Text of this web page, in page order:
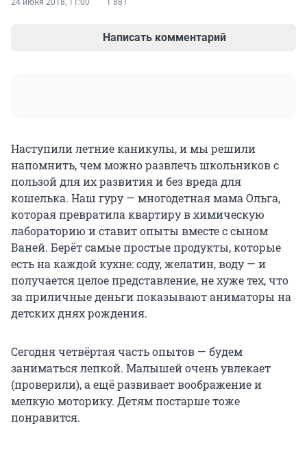
24 июня 2018, 11:00 1 881
Написать комментарий
Наступили летние каникулы, и мы решили
напомнить, чем можно развлечь школьников с
пользой для их развития и без вреда для
кошелька. Наш гуру — многодетная мама Ольга,
которая превратила квартиру в химическую
лабораторию и ставит опыты вместе с сыном
Ваней. Берёт самые простые продукты, которые
есть на каждой кухне: соду, желатин, воду — и
получается целое представление, не хуже тех, что
за приличные деньги показывают аниматоры на
детских днях рождения.
Сегодня четвёртая часть опытов — будем
заниматься лепкой. Малышей очень увлекает
(проверили), а ещё развивает воображение и
мелкую моторику. Детям постарше тоже
понравится.